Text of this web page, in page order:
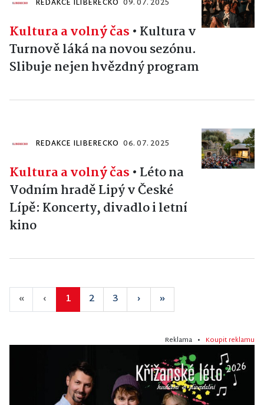
REDAKCE ILIBERECKO 09. 07. 2025
Kultura a volný čas • Kultura v
Turnově láká na novou sezónu.
Slibuje nejen hvězdný program
REDAKCE ILIBERECKO 06. 07. 2025
Kultura a volný čas • Léto na
Vodním hradě Lipý v České
Lípě: Koncerty, divadlo i letní
kino
« ‹ 1 2 3 › »
Reklama • Koupit reklamu